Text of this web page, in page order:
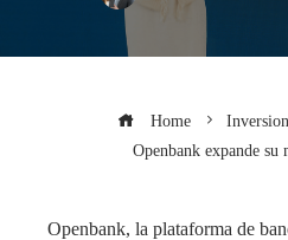
Home
Openbank expande su
​Openbank, la plataforma de